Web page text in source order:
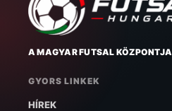
A MAGYAR FUTSAL KÖZPONTJA
GYORS LINKEK
HÍREK